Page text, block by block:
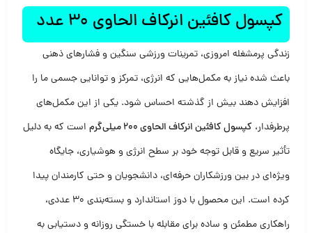
کپسول کافئین انرکاف الحاوی 30 عدد
زندگی پرمشغله امروزی، تمرینات ورزشی سنگین و فشارهای ذهنی
باعث شده نیاز به مکمل‌هایی که انرژی، تمرکز و توانایی جسمی ما را
افزایش دهند بیش از گذشته احساس شود. یکی از این مکمل‌های
پرطرفدار، کپسول کافئین انرکاف الحاوی 200 میلی‌گرم
است که به دلیل
تأثیر سریع و قابل توجه خود بر سطح انرژی و هوشیاری، جایگاه
ویژه‌ای در بین ورزشکاران حرفه‌ای، دانشجویان و حتی کارمندان پیدا
کرده است. این محصول با دوز استاندارد و بسته‌بندی 30 عددی،
راهکاری مطمئن و ساده برای مقابله با خستگی روزانه و دستیابی به